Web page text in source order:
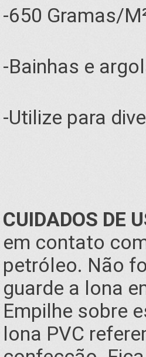
-650 Gramas/
-Bainhas e
-Utilize para
CUIDADOS DE
em contato
petróleo. Não
guarde a lona
Empilhe sobre
lona PVC